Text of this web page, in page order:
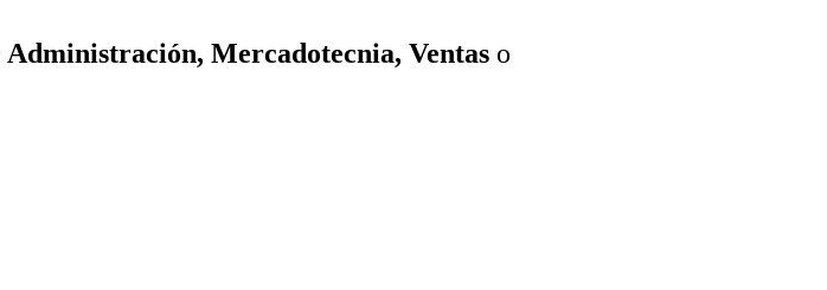
Administración, Mercadotecnia, Ventas o